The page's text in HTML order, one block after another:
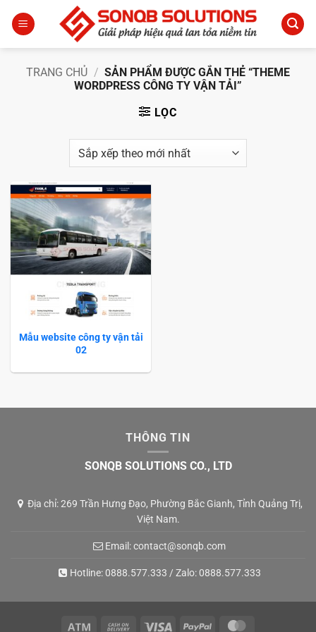
qua
TRANG CHỦ / SẢN PHẨM ĐƯỢC GẮN THẺ “THEME
WORDPRESS CÔNG TY VẬN TẢI”
LỌC
Mẫu website công ty vận tải
02
THÔNG TIN
SONQB SOLUTIONS CO., LTD
Địa chỉ: 269 Trần Hưng Đạo, Phường Bắc Gianh, Tỉnh Quảng Trị,
Việt Nam.
Email:contact@sonqb.com
Hotline:0888.577.333 / Zalo:0888.577.333
Atm Cash Visa PayPal